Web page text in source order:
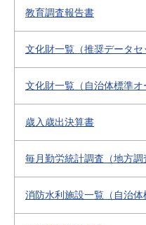
教育調査報告書
文化財一覧（推奨データセ
文化財一覧（自治体標準オ
歳入歳出決算書
毎月勤労統計調査（地方調
消防水利施設一覧（自治体